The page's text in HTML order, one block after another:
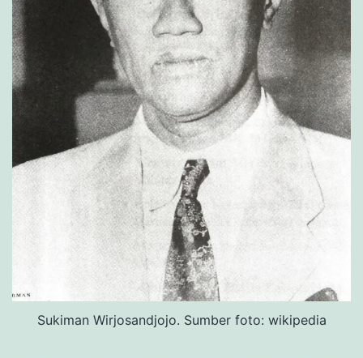
Sukiman Wirjosandjojo. Sumber foto: wikipedia